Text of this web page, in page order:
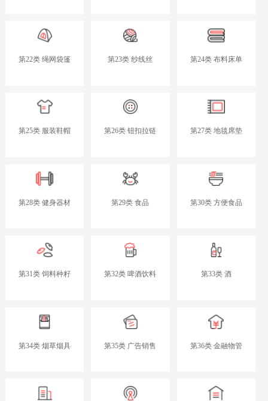
第22类 绳网袋篷 第23类 纱线丝 第24类 布料床单
第25类 服装鞋帽 第26类 钮扣拉链 第27类 地毯席垫
第28类 健身器材 第29类 食品 第30类 方便食品
第31类 饲料种籽 第32类 啤酒饮料 第33类 酒
第34类 烟草烟具 第35类 广告销售 第36类 金融物管